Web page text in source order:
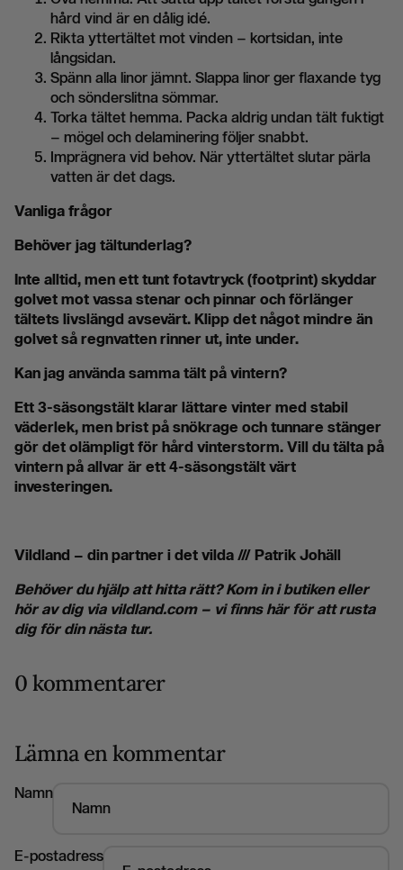
hård vind är en dålig idé.
Rikta yttertältet mot vinden – kortsidan, inte
långsidan.
Spänn alla linor jämnt. Slappa linor ger flaxande tyg
och sönderslitna sömmar.
Torka tältet hemma. Packa aldrig undan tält fuktigt
– mögel och delaminering följer snabbt.
Imprägnera vid behov. När yttertältet slutar pärla
vatten är det dags.
Vanliga frågor
Behöver jag tältunderlag?
Inte alltid, men ett tunt fotavtryck (footprint) skyddar
golvet mot vassa stenar och pinnar och förlänger
tältets livslängd avsevärt. Klipp det något mindre än
golvet så regnvatten rinner ut, inte under.
Kan jag använda samma tält på vintern?
Ett 3-säsongstält klarar lättare vinter med stabil
väderlek, men brist på snökrage och tunnare stänger
gör det olämpligt för hård vinterstorm. Vill du tälta på
vintern på allvar är ett 4-säsongstält värt
investeringen.
Vildland – din partner i det vilda /// Patrik Johäll
Behöver du hjälp att hitta rätt? Kom in i butiken eller
hör av dig via vildland.com – vi finns här för att rusta
dig för din nästa tur.
0 kommentarer
Lämna en kommentar
Namn
E-postadress